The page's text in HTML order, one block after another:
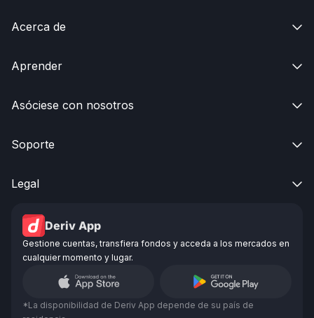
Acerca de 
Aprender 
Asóciese con nosotros 
Soporte 
Legal 
Deriv App
Gestione cuentas, transfiera fondos y acceda a los mercados en
cualquier momento y lugar.
*La disponibilidad de Deriv App depende de su país de